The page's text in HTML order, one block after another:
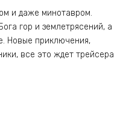
и даже минотавром.
гор и землетрясений, а
Новые приключения,
все это ждет трейсера